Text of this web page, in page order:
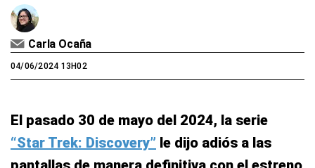
Carla Ocaña
04/06/2024 13H02
El pasado 30 de mayo del 2024, la serie
“Star Trek: Discovery” le dijo adiós a las